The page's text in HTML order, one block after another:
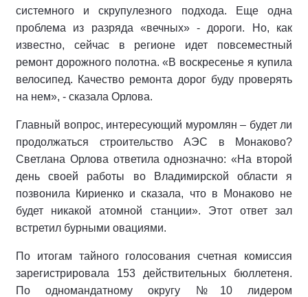
системного и скрупулезного подхода. Еще одна
проблема из разряда «вечных» - дороги. Но, как
известно, сейчас в регионе идет повсеместный
ремонт дорожного полотна. «В воскресенье я купила
велосипед. Качество ремонта дорог буду проверять
на нем», - сказала Орлова.
Главный вопрос, интересующий муромлян – будет ли
продолжаться строительство АЭС в Монаково?
Светлана Орлова ответила однозначно: «На второй
день своей работы во Владимирской области я
позвонила Кириенко и сказала, что в Монаково не
будет никакой атомной станции». Этот ответ зал
встретил бурными овациями.
По итогам тайного голосования счетная комиссия
зарегистрировала 153 действительных бюллетеня.
По одномандатному округу №10 лидером